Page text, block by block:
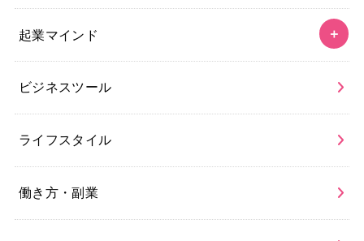
起業マインド
ビジネスツール
ライフスタイル
働き方・副業